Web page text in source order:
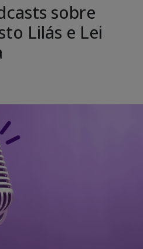
sobre
Lilás e Lei